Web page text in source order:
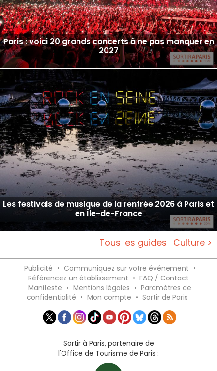
Paris : voici 20 grands concerts à ne pas manquer en
2027
Les festivals de musique de la rentrée 2026 à Paris et
en Île-de-France
Tous les guides : Culture >
Publicité • Communiquez sur votre événement •
Référencez un établissement • FAQ / Contact
Manifeste • Mentions légales • Paramètres de
confidentialité • Mon compte • Sortir de Paris
Sortir à Paris, partenaire de
l'Office de Tourisme de Paris :